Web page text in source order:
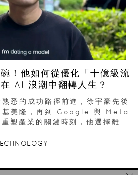
！他如何從優化「十億級流
AI 浪潮中翻轉人生？
悉的成功路徑前進，徐宇豪先後
基美隆，再到 Google 與 Meta
塑產業的關鍵時刻，他選擇離開